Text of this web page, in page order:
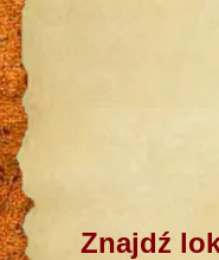
Znajdź